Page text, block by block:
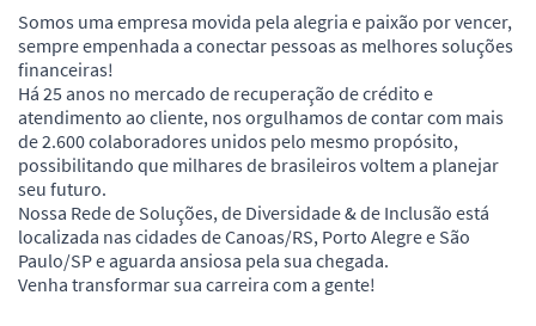
Somos uma empresa movida pela alegria e paixão por vencer,
sempre empenhada a conectar pessoas as melhores soluções
financeiras!
Há 25 anos no mercado de recuperação de crédito e
atendimento ao cliente, nos orgulhamos de contar com mais
de 2.600 colaboradores unidos pelo mesmo propósito,
possibilitando que milhares de brasileiros voltem a planejar
seu futuro.
Nossa Rede de Soluções, de Diversidade & de Inclusão está
localizada nas cidades de Canoas/RS, Porto Alegre e São
Paulo/SP e aguarda ansiosa pela sua chegada.
Venha transformar sua carreira com a gente!